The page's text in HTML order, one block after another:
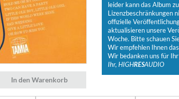
In den Warenkorb
leider kann das Album
Lizenzbeschränkungen
offizielle
aktualisieren unsere
Woche. Bitte schauen
Wir empfehlen Ihnen
Wir bedanken uns für
Ihr, HIGHRESAUDIO